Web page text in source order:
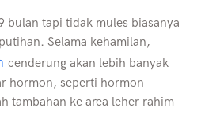
bulan tapi tidak mules biasanya
Selama kehamilan,
cenderung akan lebih banyak
hormon, seperti hormon
tambahan ke area leher rahim